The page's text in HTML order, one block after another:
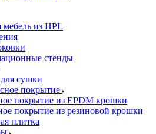
мебель из HPL
стенды
сушки
покрытие
покрытие из EPDM крошки
покрытие из резиновой крошки
плитка